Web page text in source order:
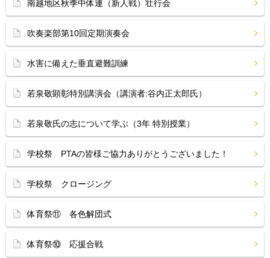
南越地区秋季中体連（新人戦）壮行会
吹奏楽部第10回定期演奏会
水害に備えた垂直避難訓練
若泉敬顕彰特別講演会（講演者:谷内正太郎氏）
若泉敬氏の志について学ぶ（3年 特別授業）
学校祭 PTAの皆様ご協力ありがとうございました！
学校祭 クロージング
体育祭⑪ 各色解団式
体育祭⑩ 応援合戦